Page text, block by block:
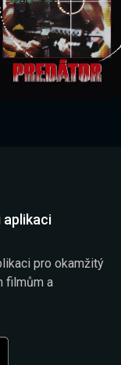
Sledovat
aplikaci
pro okamžitý
filmům a